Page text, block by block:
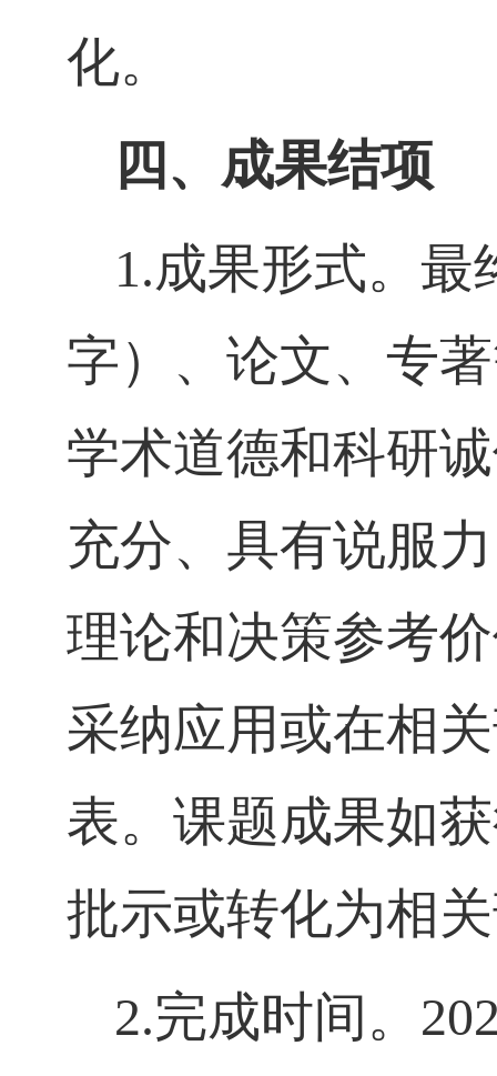
化。
四、成果结项
1.成果形式。最
字）、论文、专
学术道德和科研
充分、具有说服
理论和决策参考
采纳应用或在相
表。课题成果如
批示或转化为相
2.完成时间。